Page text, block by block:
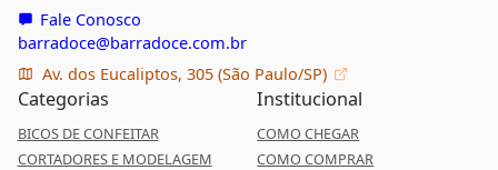
Fale Conosco
barradoce@barradoce.com.br
Av. dos Eucaliptos, 305 (São Paulo/SP)
Categorias
BICOS DE CONFEITAR
CORTADORES E MODELAGEM
Institucional
COMO CHEGAR
COMO COMPRAR